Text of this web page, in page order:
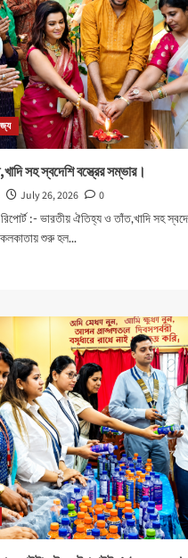
সহ স্বদেশি বস্ত্রের সম্ভার।
July 26, 2026
0
:- ভারতীয় ঐতিহ্য ও তাঁত,খাদি সহ
শুরু হল...